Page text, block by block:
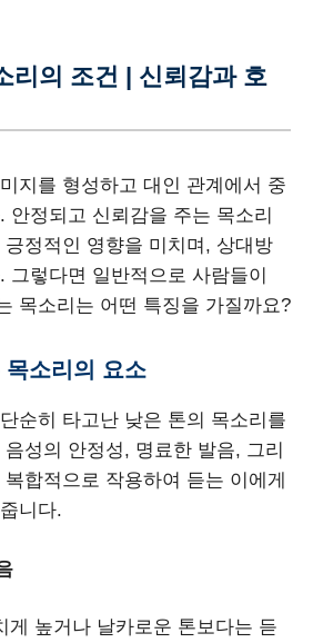
리의 조건 | 신뢰감과 호
지를 형성하고 대인 관계에서 중
안정되고 신뢰감을 주는 목소리
정적인 영향을 미치며, 상대방
그렇다면 일반적으로 사람들이
목소리는 어떤 특징을 가질까요?
소리의 요소
순히 타고난 낮은 톤의 목소리를
성의 안정성, 명료한 발음, 그리
합적으로 작용하여 듣는 이에게
니다.
게 높거나 날카로운 톤보다는 듣